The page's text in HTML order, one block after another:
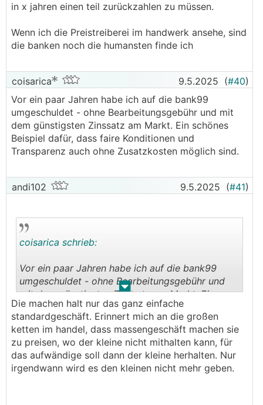
in x jahren einen teil zurückzahlen zu müssen.
Wenn ich die Preistreiberei im handwerk ansehe, sind
die banken noch die humansten finde ich
coisarica 9.5.2025 (#40)
Vor ein paar Jahren habe ich auf die bank99
umgeschuldet - ohne Bearbeitungsgebühr und mit
dem günstigsten Zinssatz am Markt. Ein schönes
Beispiel dafür, dass faire Konditionen und
Transparenz auch ohne Zusatzkosten möglich sind.
andi102 9.5.2025 (#41)
. .
coisarica schrieb:
Vor ein paar Jahren habe ich auf die bank99
umgeschuldet - ohne Bearbeitungsgebühr und
mit dem günstigsten Zinssatz am Markt. Ein
schönes Beispiel dafür, dass faire Konditionen
und Transparenz auch ohne Zusatzkosten
möglich sind.
Die machen halt nur das ganz einfache
standardgeschäft. Erinnert mich an die großen
ketten im handel, dass massengeschäft machen sie
zu preisen, wo der kleine nicht mithalten kann, für
das aufwändige soll dann der kleine herhalten. Nur
irgendwann wird es den kleinen nicht mehr geben.